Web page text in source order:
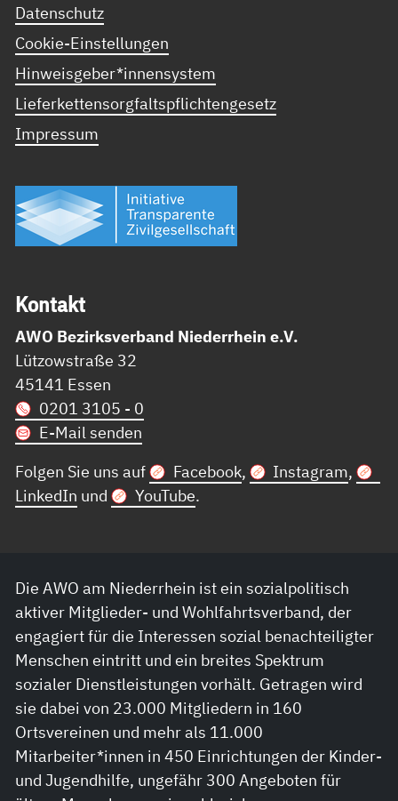
Datenschutz
Cookie-Einstellungen
Hinweisgeber*innensystem
Lieferkettensorgfaltspflichtengesetz
Impressum
Kon­takt
AWO Bezirksverband Niederrhein e.V.
Lützowstraße 32
45141 Essen
0201 3105 - 0
E-Mail senden
Folgen Sie uns auf
Facebook, Instagram,
LinkedIn und YouTube.
Die AWO am Niederrhein ist ein sozialpolitisch
aktiver Mitglieder- und Wohlfahrtsverband, der
engagiert für die Interessen sozial benachteiligter
Menschen eintritt und ein breites Spektrum
sozialer Dienstleistungen vorhält. Getragen wird
sie dabei von 23.000 Mitgliedern in 160
Ortsvereinen und mehr als 11.000
Mitarbeiter*innen in 450 Einrichtungen der Kinder-
und Jugendhilfe, ungefähr 300 Angeboten für